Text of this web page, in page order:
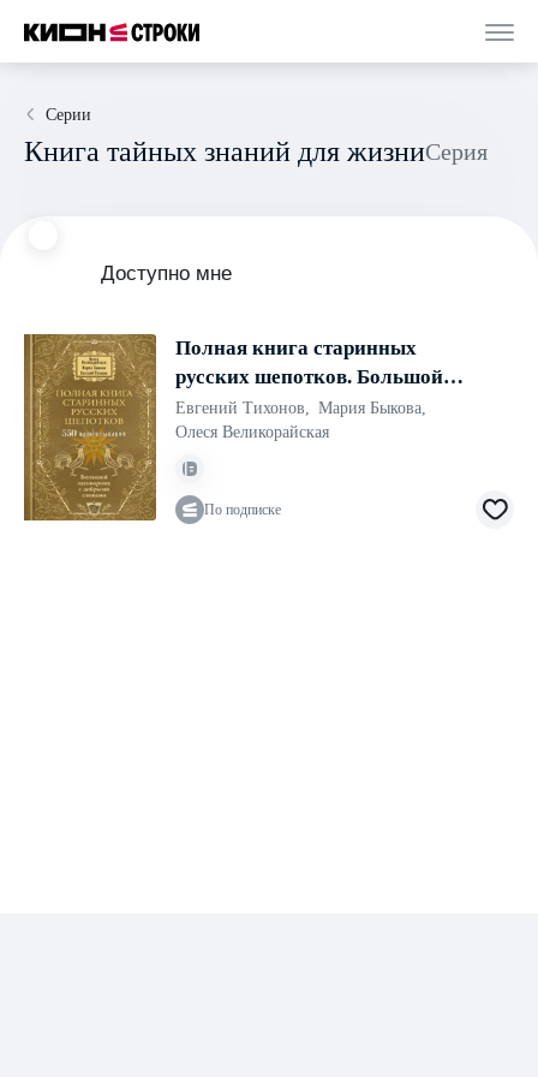
Серии
Книга тайных знаний для жизни Серия
Доступно мне
Полная книга старинных
русских шепотков. Большой
заговорник с добрыми
словами
Евгений Тихонов, Мария Быкова,
Олеся Великорайская
По подписке